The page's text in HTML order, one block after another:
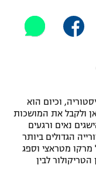
וכיום הוא
ולקבל את המושכות
נאים ורגעים
הגדולים ביותר
מרקו מטראצי וספג
במהלך גמר מונדיאל 2006 בין הטריקולור לבין